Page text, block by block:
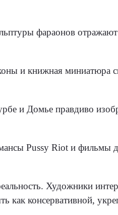
фараонов
и книжная миниатюра
и Домье правдиво
Pussy Riot и фильмы
Художники
как консервативной,